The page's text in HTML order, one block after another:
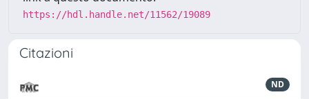
https://hdl.handle.net/11562/19089
Citazioni
ND